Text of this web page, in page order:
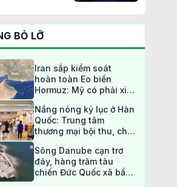
BỎ LỠ
Iran sắp kiểm soát
hoàn toàn Eo biển
Hormuz: Mỹ có phải xin
Nắng nóng kỷ lục ở Hàn
Quốc: Trung tâm
thương mại bội thu, chợ
Sông Danube cạn trơ
đáy, hàng trăm tàu
chiến Đức Quốc xã bất